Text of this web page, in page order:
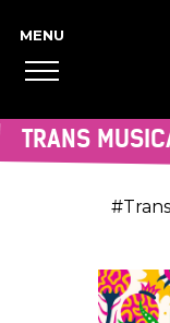
TRANS